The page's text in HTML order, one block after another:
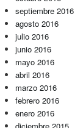
septiembre 2016
agosto 2016
julio 2016
junio 2016
mayo 2016
abril 2016
marzo 2016
febrero 2016
enero 2016